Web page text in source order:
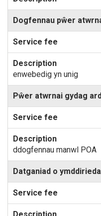
Dogfennau pŵer
enwebedig yn unig
Pŵer atwrnai gydag
ddogfennau manwl POA
Datganiad o